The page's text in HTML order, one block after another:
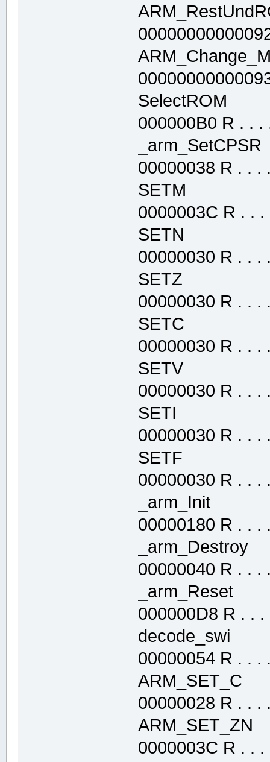
SelectROM
000000B0 R . . .
00000038 R . . .
SETM .text
0000003C R . . .
SETN .text
00000030 R . . .
SETZ .text
00000030 R . . .
SETC .text
00000030 R . . .
SETV .text
00000030 R . . .
SETI .text
00000030 R . . .
SETF .text
00000030 R . . .
_arm_Init
00000180 R . . .
00000040 R . . .
000000D8 R . . .
decode_swi
00000054 R . . .
00000028 R . . .
0000003C R . . .